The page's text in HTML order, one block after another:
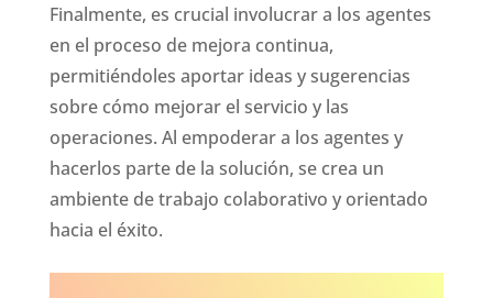
Finalmente, es crucial involucrar a los agentes
en el proceso de mejora continua,
permitiéndoles aportar ideas y sugerencias
sobre cómo mejorar el servicio y las
operaciones. Al empoderar a los agentes y
hacerlos parte de la solución, se crea un
ambiente de trabajo colaborativo y orientado
hacia el éxito.